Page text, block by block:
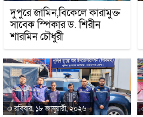
দুপুরে জামিন,বিকেলে কারামুক্ত
সাবেক স্পিকার ড. শিরীন
শারমিন চৌধুরী
রবিবার, ১৮ জানুয়ারী, ২০২৬